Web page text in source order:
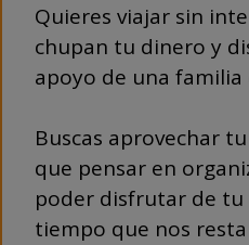
Quieres viajar sin
chupan tu dinero y
apoyo de una
Buscas aprovechar
que pensar en
poder disfrutar de tu
tiempo que nos